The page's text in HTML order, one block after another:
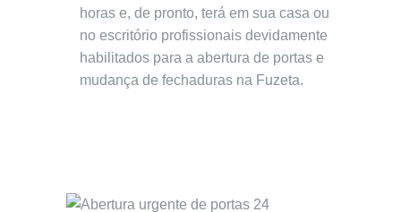
horas e, de pronto, terá em sua casa ou
no escritório profissionais devidamente
habilitados para a abertura de portas e
mudança de fechaduras na Fuzeta.